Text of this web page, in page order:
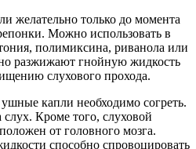
желательно только до момента
Можно использовать в
полимиксина, риванола или
разжижают гнойную жидкость
слухового прохода.
капли необходимо согреть.
Кроме того, слуховой
от головного мозга.
способно спровоцировать